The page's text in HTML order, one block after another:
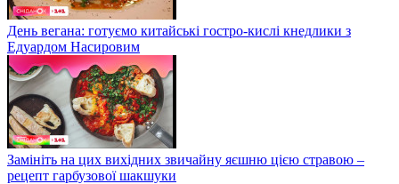
День вегана: готуємо китайські гостро-кислі кнедлики з
Едуардом Насировим
Замініть на цих вихідних звичайну яєшню цією стравою –
рецепт гарбузової шакшуки